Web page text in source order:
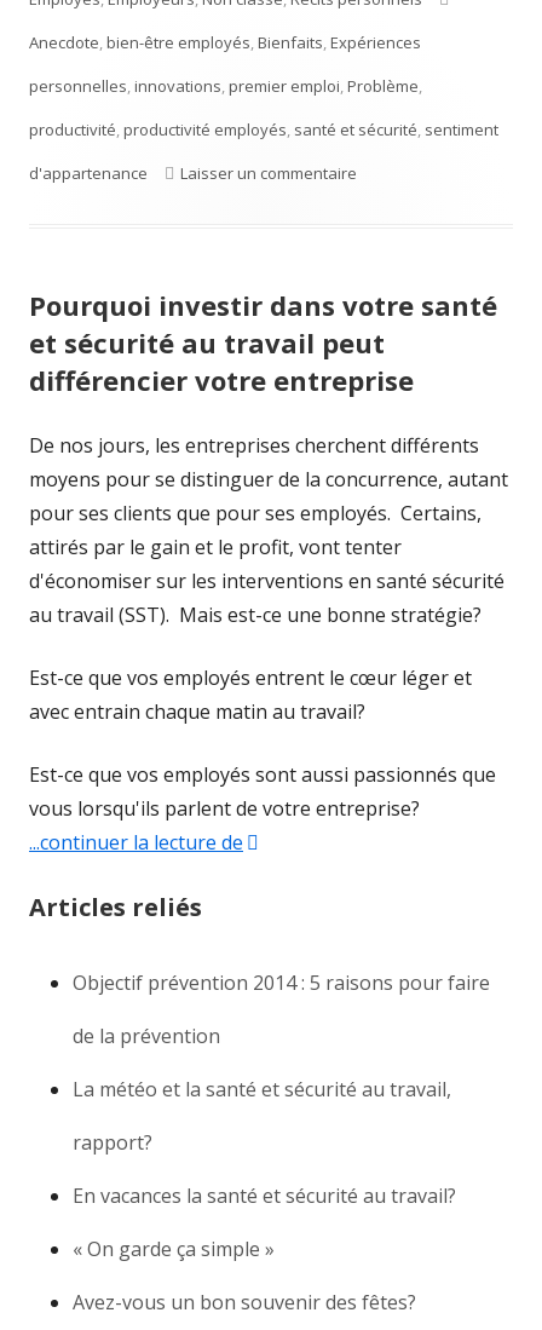
Anecdote,bien-être employés,Bienfaits,Expériences
personnelles,innovations,premier emploi,Problème,
productivité,productivité employés, santé et sécurité, sentiment
d'appartenance
Laisser un commentaire
Pourquoi investir dans votre santé
et sécurité au travail peut
différencier votre entreprise
De nos jours, les entreprises cherchent différents
moyens pour se distinguer de la concurrence, autant
pour ses clients que pour ses employés. Certains,
attirés par le gain et le profit, vont tenter
d'économiser sur les interventions en santé sécurité
au travail (SST). Mais est-ce une bonne stratégie?
Est-ce que vos employés entrent le cœur léger et
avec entrain chaque matin au travail?
Est-ce que vos employés sont aussi passionnés que
vous lorsqu'ils parlent de votre entreprise?
...continuer la lecture de "Pourquoi investir dans votre
Articles reliés
Objectif prévention 2014 : 5 raisons pour faire
de la prévention
La météo et la santé et sécurité au travail,
rapport?
En vacances la santé et sécurité au travail?
« On garde ça simple »
Avez-vous un bon souvenir des fêtes?